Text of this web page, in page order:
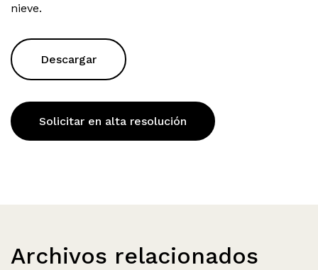
nieve.
Descargar
Solicitar en alta resolución
Archivos relacionados